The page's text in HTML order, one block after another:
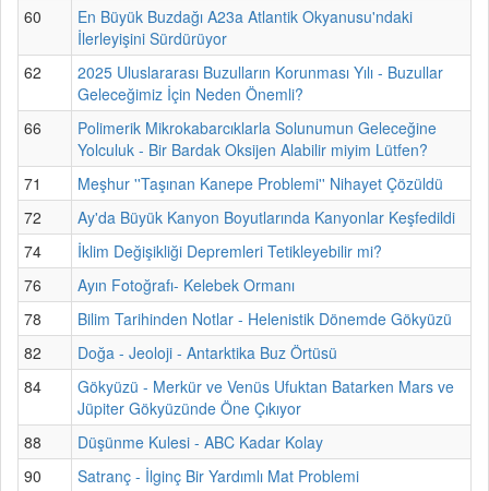
60
En Büyük Buzdağı A23a Atlantik Okyanusu'ndaki
İlerleyişini Sürdürüyor
62
2025 Uluslararası Buzulların Korunması Yılı - Buzullar
Geleceğimiz İçin Neden Önemli?
66
Polimerik Mikrokabarcıklarla Solunumun Geleceğine
Yolculuk - Bir Bardak Oksijen Alabilir miyim Lütfen?
71
Meşhur ''Taşınan Kanepe Problemi'' Nihayet Çözüldü
72
Ay'da Büyük Kanyon Boyutlarında Kanyonlar Keşfedildi
74
İklim Değişikliği Depremleri Tetikleyebilir mi?
76
Ayın Fotoğrafı- Kelebek Ormanı
78
Bilim Tarihinden Notlar - Helenistik Dönemde Gökyüzü
82
Doğa - Jeoloji - Antarktika Buz Örtüsü
84
Gökyüzü - Merkür ve Venüs Ufuktan Batarken Mars ve
Jüpiter Gökyüzünde Öne Çıkıyor
88
Düşünme Kulesi - ABC Kadar Kolay
90
Satranç - İlginç Bir Yardımlı Mat Problemi